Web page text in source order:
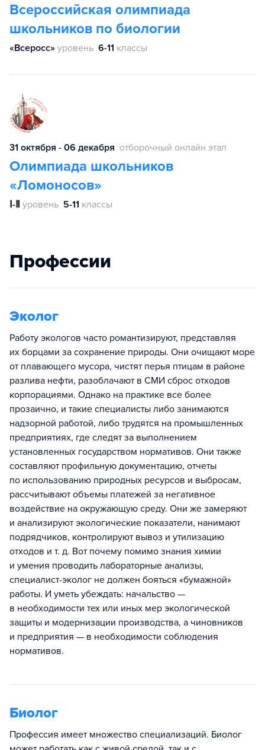
Всероссийская олимпиада
школьников по биологии
«Всеросс» уровень 6-11 классы
31 октября - 06 декабря отборочный онлайн этап
Олимпиада школьников
«Ломоносов»
Ⅰ-Ⅱ уровень 5-11 классы
Профессии
Эколог
Работу экологов часто романтизируют, представляя
их борцами за сохранение природы. Они очищают море
от плавающего мусора, чистят перья птицам в районе
разлива нефти, разоблачают в СМИ сброс отходов
корпорациями. Однако на практике все более
прозаично, и такие специалисты либо занимаются
надзорной работой, либо трудятся на промышленных
предприятиях, где следят за выполнением
установленных государством нормативов. Они также
составляют профильную документацию, отчеты
по использованию природных ресурсов и выбросам,
рассчитывают объемы платежей за негативное
воздействие на окружающую среду. Они же замеряют
и анализируют экологические показатели, нанимают
подрядчиков, контролируют вывоз и утилизацию
отходов и т. д. Вот почему помимо знания химии
и умения проводить лабораторные анализы,
специалист-эколог не должен бояться «бумажной»
работы. И уметь убеждать: начальство —
в необходимости тех или иных мер экологической
защиты и модернизации производства, а чиновников
и предприятия — в необходимости соблюдения
нормативов.
Биолог
Профессия имеет множество специализаций. Биолог